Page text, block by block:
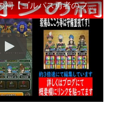
(音声なし)ゲリュオンの祠【ゴルパス勇者のフルオート】